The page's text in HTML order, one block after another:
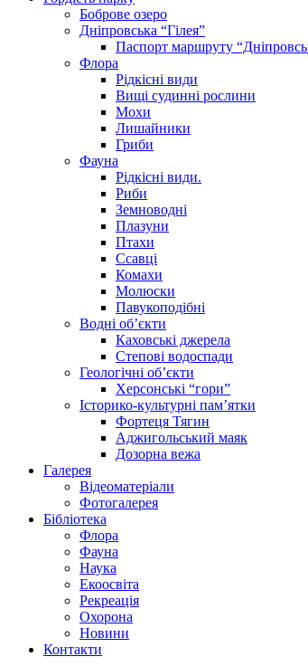
Боброве озеро
Дніпровська “Гілея”
Паспорт маршруту
Флора
Рідкісні види
Вищі судинні рослини
Мохи
Лишайники
Гриби
Фауна
Рідкісні види.
Риби
Земноводні
Плазуни
Птахи
Ссавці
Комахи
Молюски
Павукоподібні
Водні об’єкти
Каховські джерела
Степові водоспади
Геологічні об’єкти
Херсонські “гори”
Історико-культурні пам’ятки
Фортеця Тягин
Аджигольський маяк
Дозорна вежа
Галерея
Відеоматеріали
Фотогалерея
Бібліотека
Флора
Фауна
Наука
Екоосвіта
Рекреація
Охорона
Новини
Контакти